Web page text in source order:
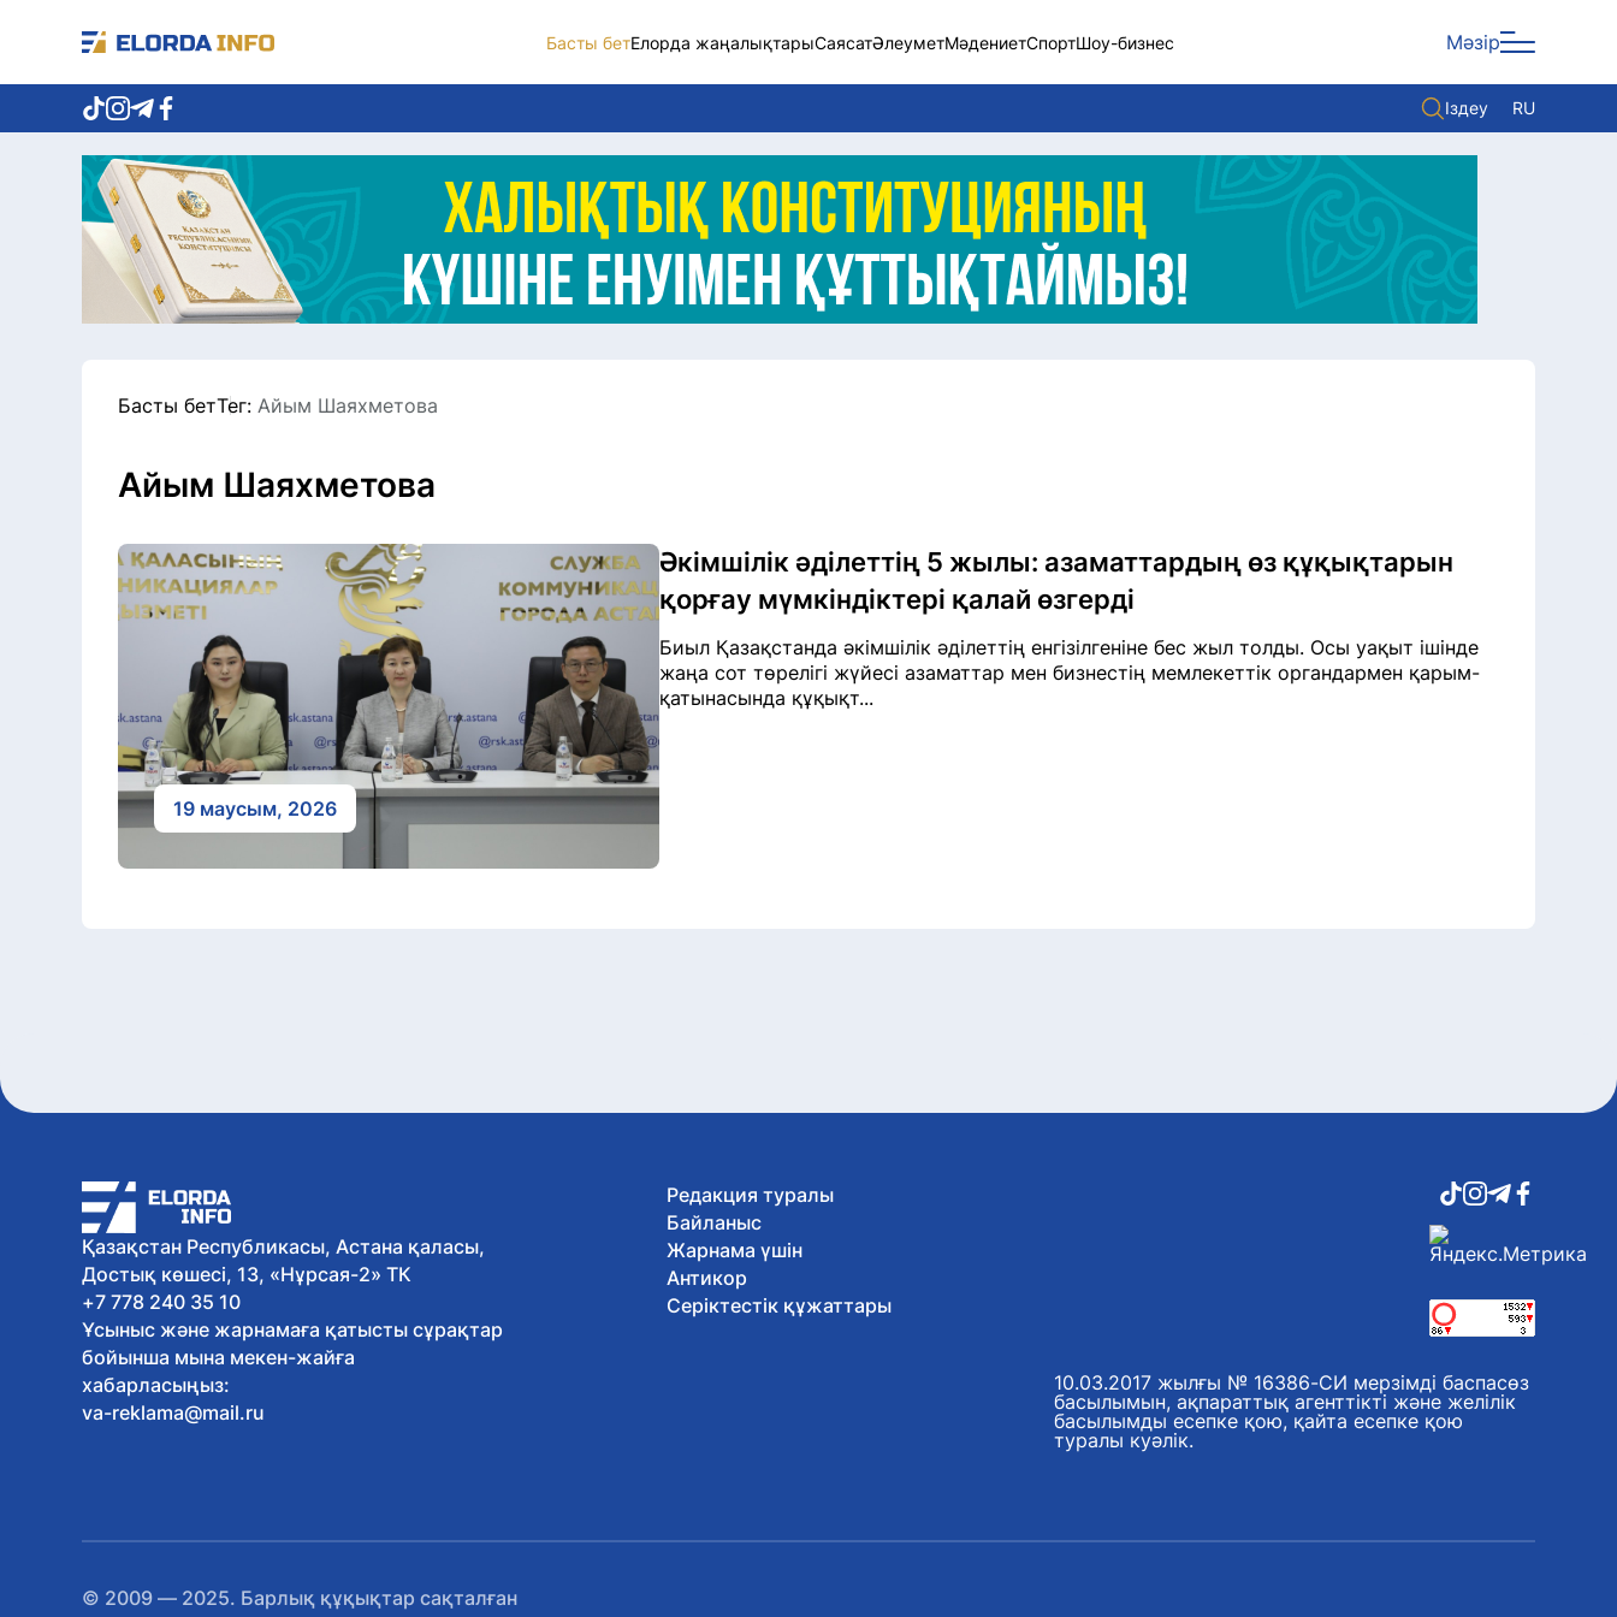
Басты бетЕлорда жаңалықтарыСаясатӘлеуметМәдениетСпортШоу-бизнес Мәзір
Іздеу RU
Елорда жаңалықтары
Көзқарас
Саясат
Видео
Әлеумет
Әлем
Басты бетТег: Айым Шаяхметова
Айым Шаяхметова
19 маусым, 2026
Әкімшілік әділеттің 5 жылы: азаматтардың өз құқықтарын
қорғау мүмкіндіктері қалай өзгерді
Биыл Қазақстанда әкімшілік әділеттің енгізілгеніне бес жыл толды. Осы уақыт ішінде
жаңа сот төрелігі жүйесі азаматтар мен бизнестің мемлекеттік органдармен қарым-
қатынасында құқықт...
Қазақстан Республикасы, Астана қаласы,
Достық көшесі, 13, «Нұрсая-2» ТК
+7 778 240 35 10
Ұсыныс және жарнамаға қатысты сұрақтар
бойынша мына мекен-жайға
хабарласыңыз:
va-reklama@mail.ru
Редакция туралы
Байланыс
Жарнама үшін
Антикор
Серіктестік құжаттары
10.03.2017 жылғы № 16386-СИ мерзімді баспасөз
басылымын, ақпараттық агенттікті және желілік
басылымды есепке қою, қайта есепке қою
туралы куәлік.
© 2009 — 2025. Барлық құқықтар сақталған